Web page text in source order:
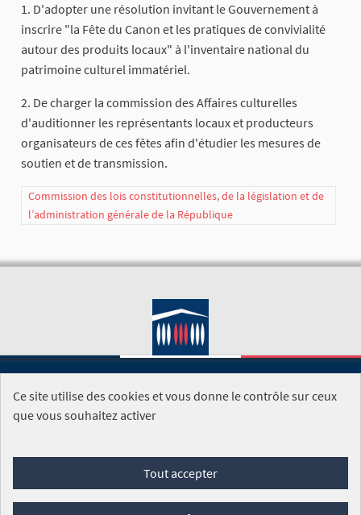
1. D'adopter une résolution invitant le Gouvernement à
inscrire "la Fête du Canon et les pratiques de convivialité
autour des produits locaux" à l'inventaire national du
patrimoine culturel immatériel.
2. De charger la commission des Affaires culturelles
d'auditionner les représentants locaux et producteurs
organisateurs de ces fêtes afin d'étudier les mesures de
soutien et de transmission.
Commission des lois constitutionnelles, de la législation et de
l’administration générale de la République
SITE DE L'ASSEMBLÉE NATIONALE
Foire aux questions
Conditions générales d'utilisation (CGU)
Mentions légales
Cookies
Ce site utilise des cookies et vous donne le contrôle sur ceux
que vous souhaitez activer
Tout accepter